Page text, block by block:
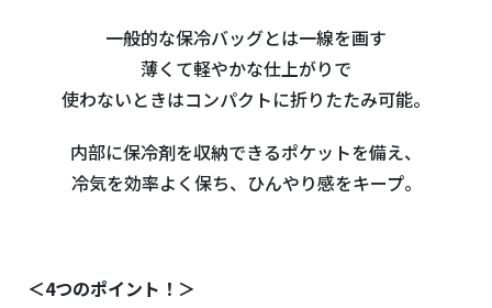
一般的な保冷バッグとは一線を画す
薄くて軽やかな仕上がりで
使わないときはコンパクトに折りたたみ可能。
内部に保冷剤を収納できるポケットを備え、
冷気を効率よく保ち、ひんやり感をキープ。
＜4つのポイント！＞